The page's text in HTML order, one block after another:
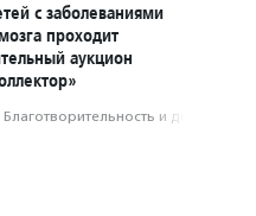
с заболеваниями
проходит
аукцион
Благотвори­тель­ность и